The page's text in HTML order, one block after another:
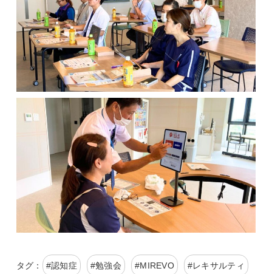
タグ： #認知症 #勉強会 #MIREVO #レキサルティ